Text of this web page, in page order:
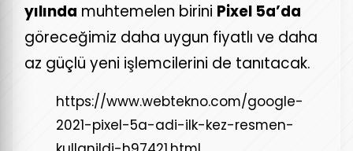
yılında muhtemelen birini Pixel 5a’da
göreceğimiz daha uygun fiyatlı ve daha
az güçlü yeni işlemcilerini de tanıtacak.
https://www.webtekno.com/google-
2021-pixel-5a-adi-ilk-kez-resmen-